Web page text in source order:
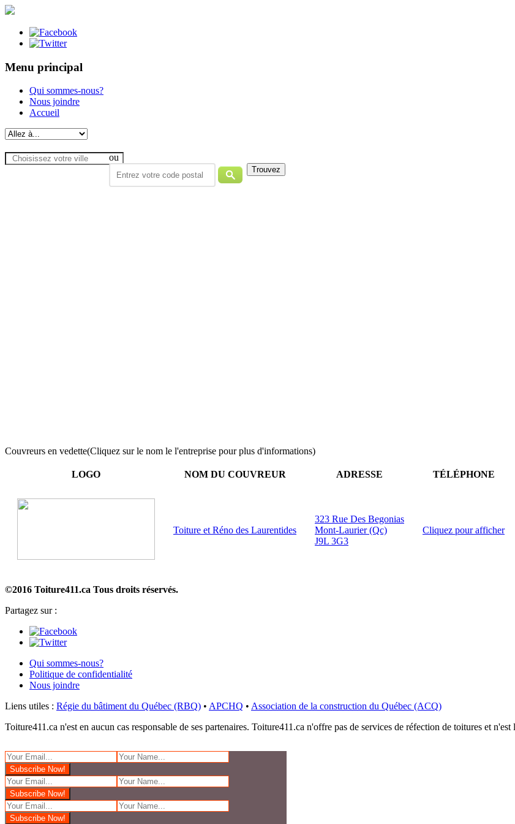
Menu principal
Qui sommes-nous?
Nous joindre
Accueil
ou
Couvreurs en vedette(Cliquez sur le nom le l'entreprise pour plus d'informations)
LOGO NOM DU COUVREUR ADRESSE TÉLÉPHONE
Toiture et Réno des Laurentides
323 Rue Des Begonias
Mont-Laurier (Qc)
J9L 3G3
Cliquez pour afficher
©2016 Toiture411.ca Tous droits réservés.
Partagez sur :
Qui sommes-nous?
Politique de confidentialité
Nous joindre
Liens utiles : Régie du bâtiment du Québec (RBQ) • APCHQ • Association de la construction du Québec (ACQ)
Toiture411.ca n'est en aucun cas responsable de ses partenaires. Toiture411.ca n'offre pas de services de réfection de toitures et